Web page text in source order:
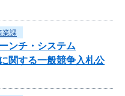
業課
ンチ・システム
関する一般競争入札公